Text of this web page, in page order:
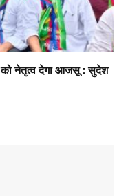
को नेतृत्व देगा आजसू : सुदेश